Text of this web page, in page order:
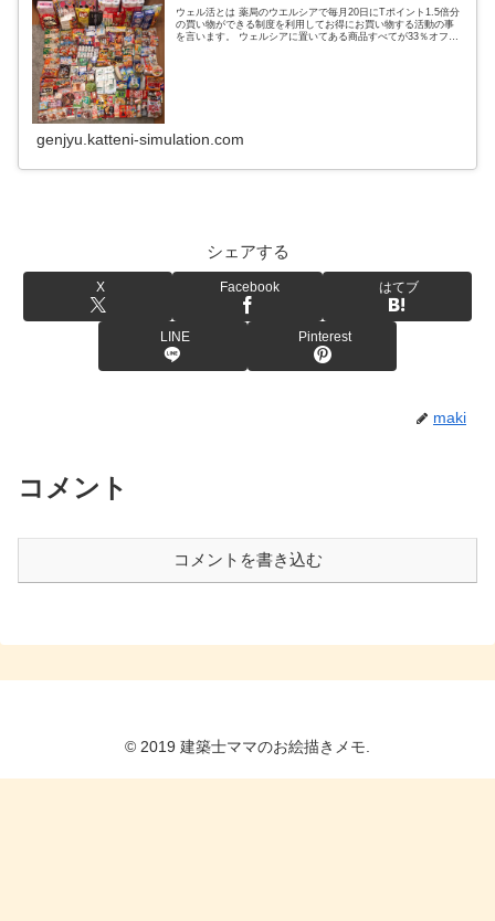
ウェル活とは 薬局のウエルシアで毎月20日にTポイント1.5倍分
の買い物ができる制度を利用してお得にお買い物する活動の事
を言います。 ウェルシアに置いてある商品すべてが33％オフに
genjyu.katteni-simulation.com
シェアする
X Facebook はてブ
LINE Pinterest
maki
コメント
コメントを書き込む
© 2019 建築士ママのお絵描きメモ.